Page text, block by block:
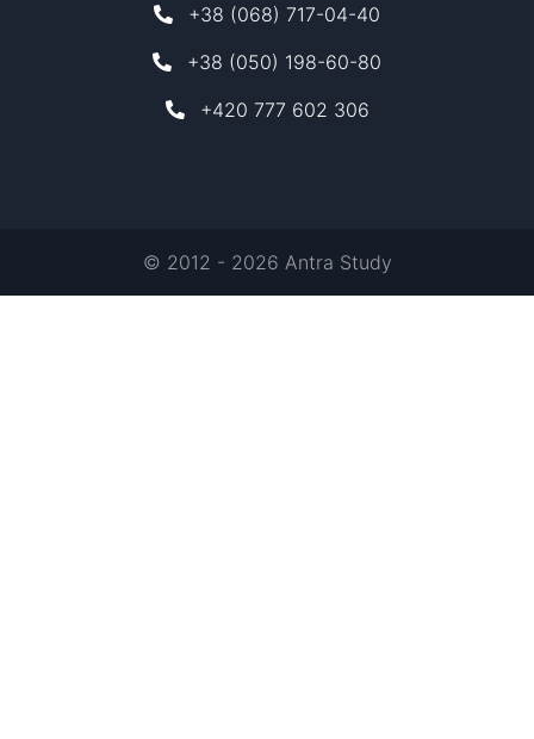
+38 (068) 717-04-40
+38 (050) 198-60-80
+420 777 602 306
© 2012 - 2026 Antra Study